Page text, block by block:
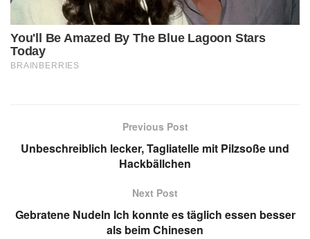
Previous Post
Unbeschreiblich lecker, Tagliatelle mit Pilzsoße und
Hackbällchen
Next Post
Gebratene Nudeln Ich konnte es täglich essen besser
als beim Chinesen